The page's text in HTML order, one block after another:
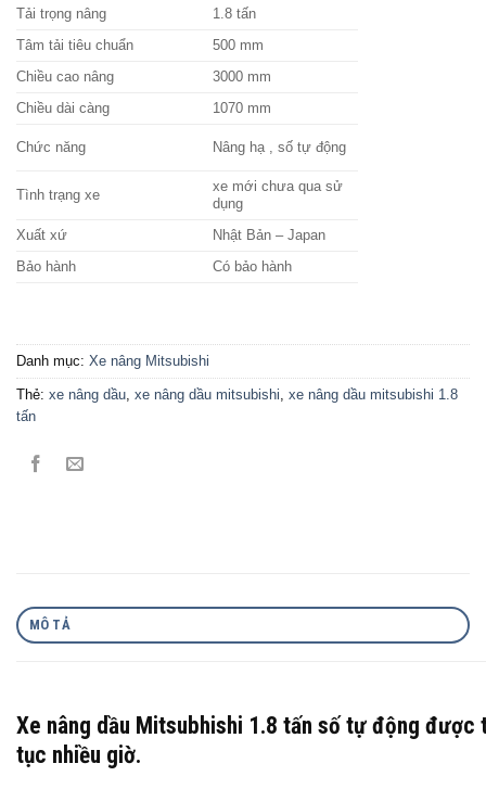
Tải trọng nâng
1.8 tấn
Tâm tải tiêu chuẩn
500 mm
Chiều cao nâng
3000 mm
Chiều dài càng
1070 mm
Chức năng Nâng hạ , số tự động
Tình trạng xe
xe mới chưa qua sử
dụng
Xuất xứ
Nhật Bản – Japan
Bảo hành
Có bảo hành
Danh mục: Xe nâng Mitsubishi
Thẻ: xe nâng dầu, xe nâng dầu mitsubishi, xe nâng dầu mitsubishi 1.8
tấn
MÔ TẢ
Xe nâng dầu Mitsubhishi 1.8 tấn số tự động
tục nhiều giờ.